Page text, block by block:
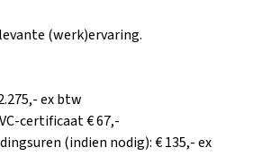
(werk)ervaring.
ex btw
certificaat € 67,-
(indien nodig): € 135,- ex